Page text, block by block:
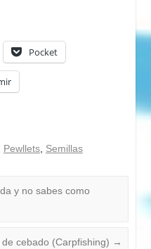
Pocket
Pewllets, Semillas
y no sabes como
cebado (Carpfishing) →